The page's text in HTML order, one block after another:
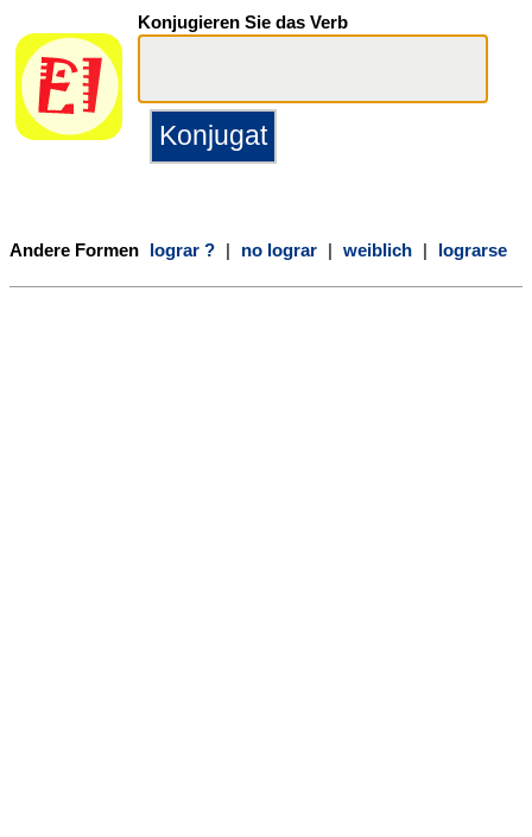
Konjugieren Sie das Verb
Andere Formen lograr ? | no lograr | weiblich | lograrse